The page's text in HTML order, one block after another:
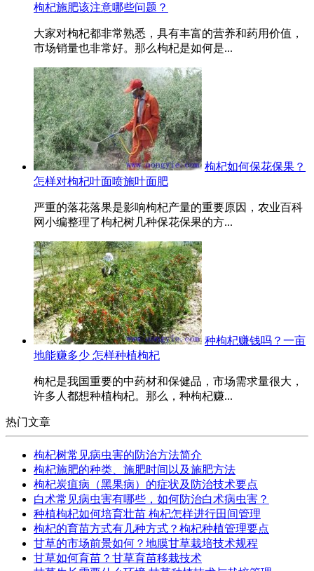
枸杞施肥该注意哪些问题？
大家对枸杞都非常熟悉，具有丰富的营养和药用价值，
市场销量也非常好。那么枸杞是如何是...
枸杞如何保花保果？
怎样对枸杞叶面喷施叶面肥
严重的落花落果是影响枸杞产量的重要原因，农业百科
网小编整理了枸杞树几种保花保果的方...
种枸杞赚钱吗？一亩
地能赚多少 怎样种植枸杞
枸杞是我国重要的中药材和保健品，市场需求量很大，
许多人都想种植枸杞。那么，种枸杞赚...
热门文章
枸杞树常见病虫害的防治方法简介
枸杞施肥的种类、施肥时间以及施肥方法
枸杞炭疽病（黑果病）的症状及防治技术要点
白术常见病虫害有哪些，如何防治白术病虫害？
种植枸杞如何培育壮苗 枸杞怎样进行田间管理
枸杞的育苗方式有几种方式？枸杞种植管理要点
甘草的市场前景如何？地膜甘草栽培技术规程
甘草如何育苗？甘草育苗移栽技术